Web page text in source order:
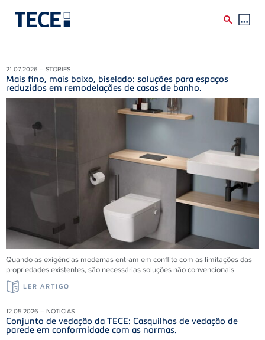
21.07.2026 – STORIES
Mais fino, mais baixo, biselado: soluções para espaços
reduzidos em remodelações de casas de banho.
Quando as exigências modernas entram em conflito com as limitações das
propriedades existentes, são necessárias soluções não convencionais.
LER ARTIGO
12.05.2026 – NOTICIAS
Conjunto de vedação da TECE: Casquilhos de vedação de
parede em conformidade com as normas.